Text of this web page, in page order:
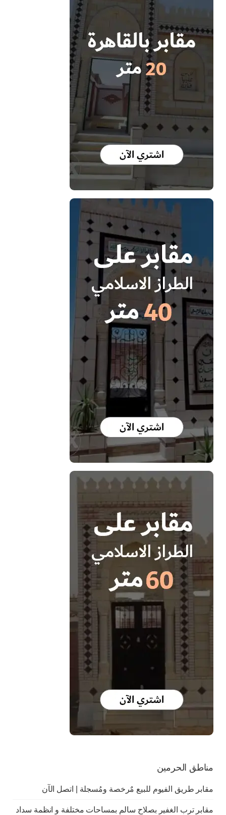
مناطق الحرمين
مقابر طريق الفيوم للبيع مٌرخصة ومُسجلة | اتصل الآن
مقابر ترب الغفير بصلاح سالم بمساحات مختلفة و انظمة سداد